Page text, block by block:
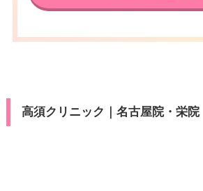
高須クリニック｜名古屋院・栄院